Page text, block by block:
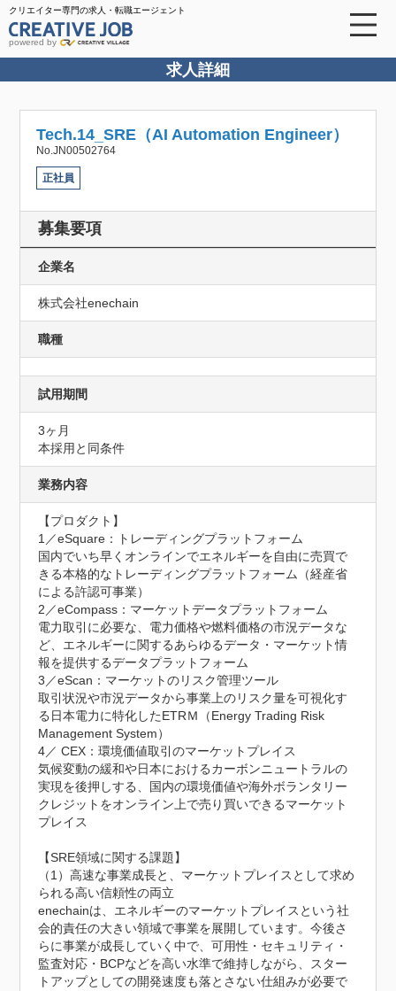
クリエイター専門の求人・転職エージェント
powered by
求人詳細
Tech.14_SRE（AI Automation Engineer）
No.JN00502764
正社員
募集要項
企業名
株式会社enechain
職種
試用期間
3ヶ月
本採用と同条件
業務内容
【プロダクト】
1／eSquare：トレーディングプラットフォーム
国内でいち早くオンラインでエネルギーを自由に売買で
きる本格的なトレーディングプラットフォーム（経産省
による許認可事業）
2／eCompass：マーケットデータプラットフォーム
電力取引に必要な、電力価格や燃料価格の市況データな
ど、エネルギーに関するあらゆるデータ・マーケット情
報を提供するデータプラットフォーム
3／eScan：マーケットのリスク管理ツール
取引状況や市況データから事業上のリスク量を可視化す
る日本電力に特化したETRＭ（Energy Trading Risk
Management System）
4／ CEX：環境価値取引のマーケットプレイス
気候変動の緩和や日本におけるカーボンニュートラルの
実現を後押しする、国内の環境価値や海外ボランタリー
クレジットをオンライン上で売り買いできるマーケット
プレイス
【SRE領域に関する課題】
（1）高速な事業成長と、マーケットプレイスとして求め
られる高い信頼性の両立
enechainは、エネルギーのマーケットプレイスという社
会的責任の大きい領域で事業を展開しています。今後さ
らに事業が成長していく中で、可用性・セキュリティ・
監査対応・BCPなどを高い水準で維持しながら、スター
トアップとしての開発速度も落とさない仕組みが必要で